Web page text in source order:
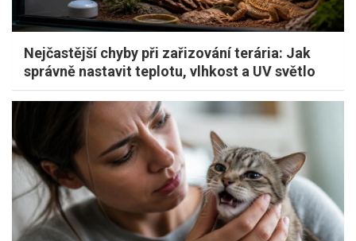
Nejčastější chyby při zařizování terária: Jak
správně nastavit teplotu, vlhkost a UV světlo